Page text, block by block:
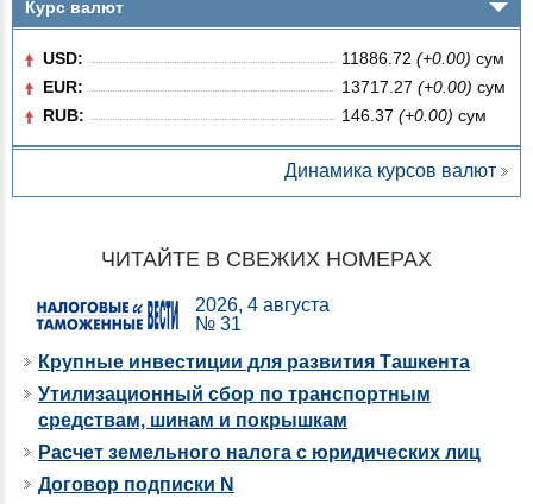
Курс валют
USD: 11886.72 (+0.00) сум
EUR:
13717.27 (+0.00) сум
RUB:
146.37 (+0.00) сум
Динамика курсов валют
ЧИТАЙТЕ В СВЕЖИХ НОМЕРАХ
2026, 4 августа
№ 31
Крупные инвестиции для развития Ташкента
Утилизационный сбор по транспортным
средствам, шинам и покрышкам
Расчет земельного налога с юридических лиц
Договор подписки N